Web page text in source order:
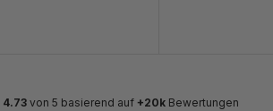
4.73von 5 basierend auf +20kBewertungen